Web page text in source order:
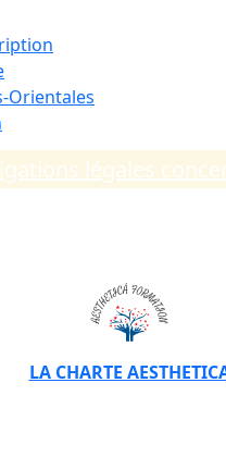
Orientales
légales
LA CHARTE